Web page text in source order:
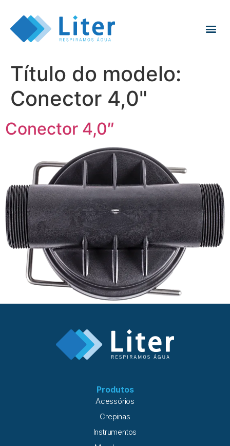
Título do modelo:
Conector 4,0"
Conector 4,0″
Produtos
Acessórios
Crepinas
Instrumentos